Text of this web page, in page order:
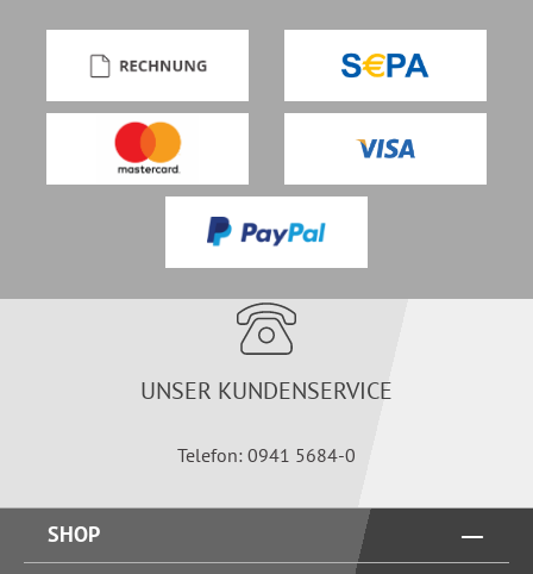
UNSER KUNDENSERVICE
Telefon: 0941 5684-0
SHOP